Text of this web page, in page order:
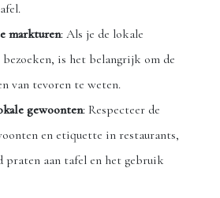
markturen: Als je de lokale
is het belangrijk om de
van tevoren te weten.
gewoonten: Respecteer de
en etiquette in restaurants,
praten aan tafel en het gebruik